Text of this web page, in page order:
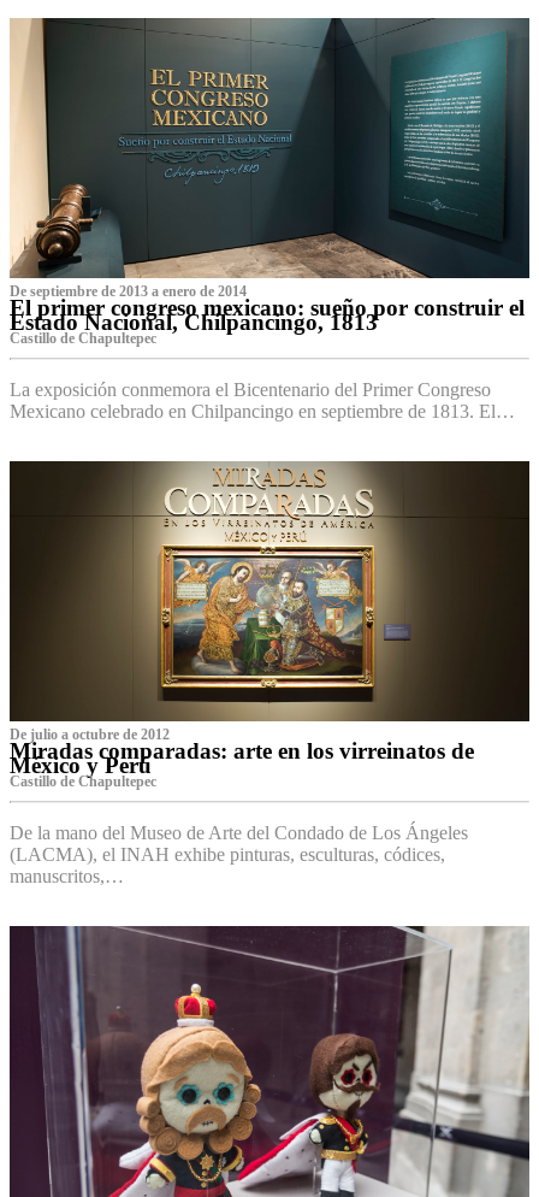
De septiembre de 2013 a enero de 2014
El primer congreso mexicano: sueño por construir el
Estado Nacional, Chilpancingo, 1813
Castillo de Chapultepec
La exposición conmemora el Bicentenario del Primer Congreso
Mexicano celebrado en Chilpancingo en septiembre de 1813. El…
De julio a octubre de 2012
Miradas comparadas: arte en los virreinatos de
México y Perú
Castillo de Chapultepec
De la mano del Museo de Arte del Condado de Los Ángeles
(LACMA), el INAH exhibe pinturas, esculturas, códices,
manuscritos,…